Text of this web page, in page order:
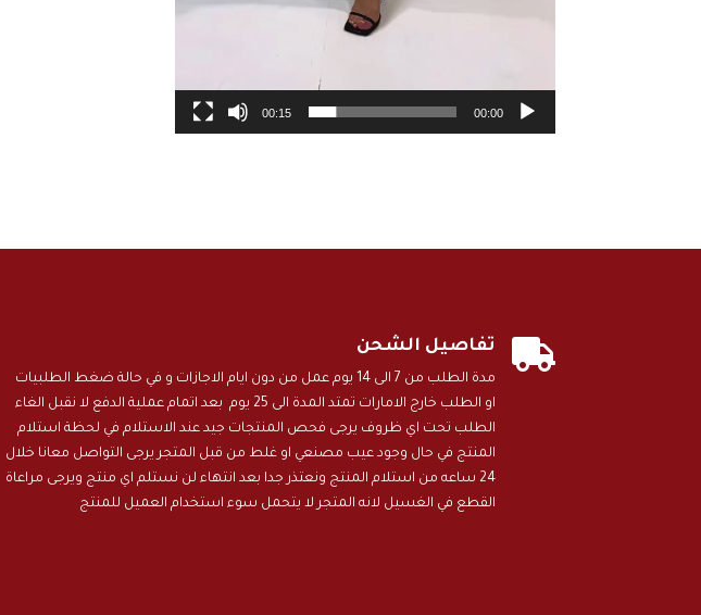
00:00
00:15
 تفاصيل الشحن
مدة الطلب من 7 الى 14 يوم عمل من دون ايام الاجازات و في حالة ضغط الطلبيات
او الطلب خارج الامارات تمتد المدة الى 25 يوم بعد اتمام عملية الدفع لا نقبل الغاء
الطلب تحت اي ظروف يرجى فحص المنتجات جيد عند الاستلام في لحظة استلام
المنتج في حال وجود عيب مصنعي او غلط من قبل المتجر يرجى التواصل معانا خلال
24 ساعه من استلام المنتج ونعتذر جدا بعد انتهاء لن نستلم اي منتج ويرجى مراعاة
القطع في الغسيل لانه المتجر لا يتحمل سوء استخدام العميل للمنتج